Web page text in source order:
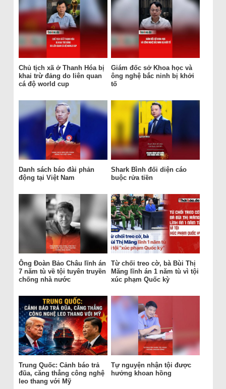
Chủ tịch xã ở Thanh Hóa bị
khai trừ đảng do liên quan
cá độ world cup
Giám đốc sở Khoa học và
ông nghệ bắc ninh bị khởi
tố
Danh sách báo đài phản
động tại Việt Nam
Shark Bình đối diện cáo
buộc rửa tiền
Ông Đoàn Bảo Châu lĩnh án
7 năm tù về tội tuyên truyền
chống nhà nước
Từ chối treo cờ, bà Bùi Thị
Măng lĩnh án 1 năm tù vì tội
xúc phạm Quốc kỳ
Trung Quốc: Cảnh báo trả
đũa, căng thẳng công nghệ
leo thang với Mỹ
Tự nguyện nhận tội được
hưởng khoan hồng